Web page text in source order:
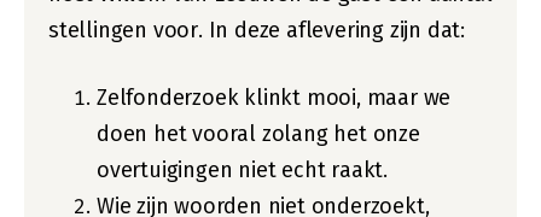
stellingen voor. In deze aflevering zijn dat:
Zelfonderzoek klinkt mooi, maar we
doen het vooral zolang het onze
overtuigingen niet echt raakt.
Wie zijn woorden niet onderzoekt,